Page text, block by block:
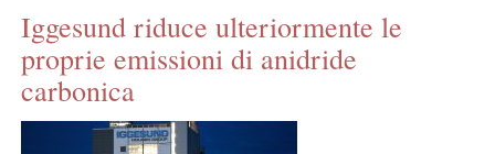
INS MAIN WEBSITE
ABOUT US
Iggesund riduce ulteriormente le
proprie emissioni di anidride
carbonica